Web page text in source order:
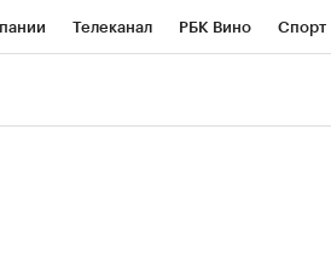
Телеканал РБК Вино Спорт